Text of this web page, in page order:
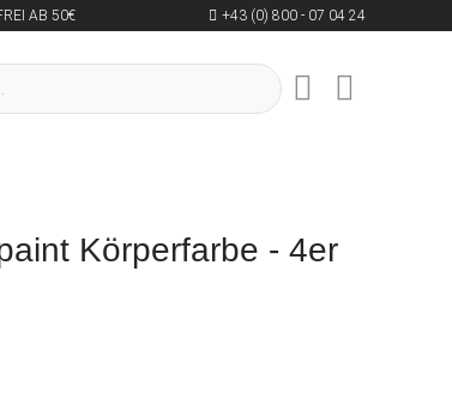
AB 50€ +43 (0) 800 - 07 04 24
Körperfarbe - 4er